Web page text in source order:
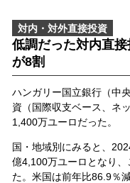
対内・対外直接投資
低調だった対内直
が8割
ハンガリー国立銀行（中
資（国際収支ベース、ネ
1,400万ユーロだった。
国・地域別にみると、
億4,100万ユーロとなり
た。米国は前年比86.9％